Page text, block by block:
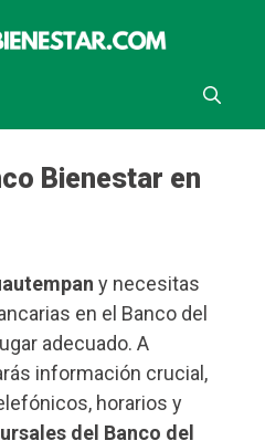
Bienestar en
y necesitas
en el Banco del
adecuado. A
información crucial,
horarios y
del Banco del